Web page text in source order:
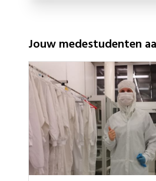
Jouw medestudenten